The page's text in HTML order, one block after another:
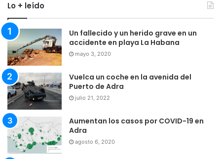
Lo + leído
Un fallecido y un herido grave en un
accidente en playa La Habana
mayo 3, 2020
Vuelca un coche en la avenida del
Puerto de Adra
julio 21, 2022
Aumentan los casos por COVID-19 en
Adra
agosto 6, 2020